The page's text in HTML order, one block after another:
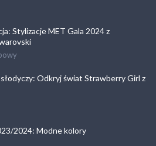
Stylizacje MET Gala 2024 z
Odkryj świat Strawberry Girl z
2024: Modne kolory